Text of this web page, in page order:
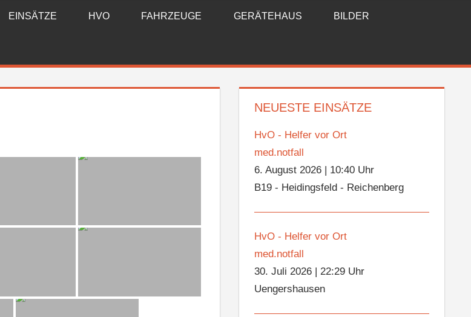
EINSÄTZE HVO FAHRZEUGE GERÄTEHAUS BILDER
NEUESTE EINSÄTZE
HvO - Helfer vor Ort
med.notfall
6. August 2026
10:40 Uhr
B19 - Heidingsfeld - Reichenberg
HvO - Helfer vor Ort
med.notfall
30. Juli 2026 |22:29 Uhr
Uengershausen